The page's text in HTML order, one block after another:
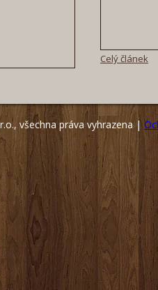
Celý článek
všechna práva vyhrazena |